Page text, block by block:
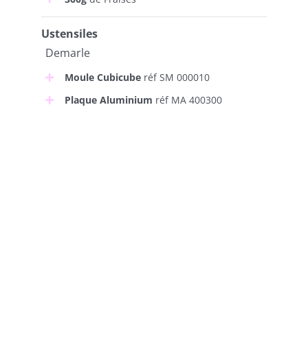
Ustensiles
Demarle
Moule Cubicuberéf SM 000010
Plaque Aluminium réf MA 400300